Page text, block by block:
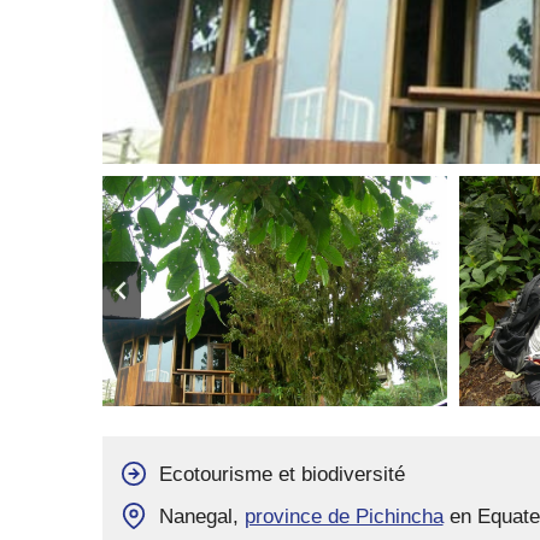
Ecotourisme et biodiversité
Nanegal, province de Pichinchaen